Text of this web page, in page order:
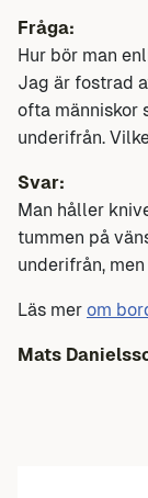
Fråga:
Hur bör man
Jag är fostrad
ofta människor
underifrån.
Svar:
Man håller
tummen på
underifrån,
Läs mer om
Mats